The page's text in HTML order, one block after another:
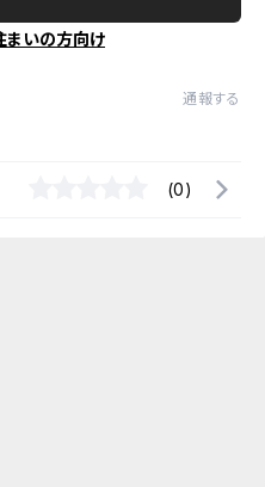
まいの方向け
通報する
(0)